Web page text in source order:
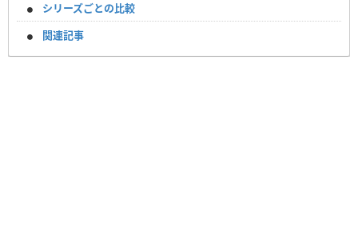
シリーズごとの比較
関連記事